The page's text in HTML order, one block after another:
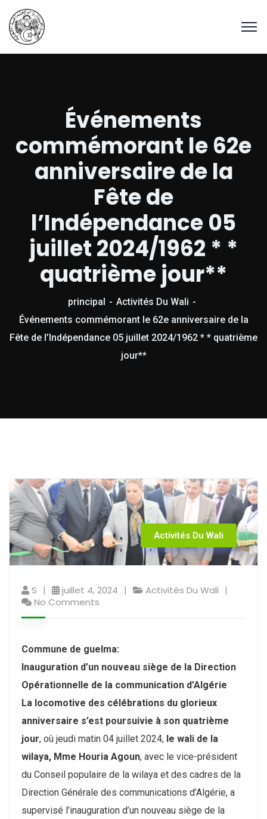
Événements
commémorant le 62e
anniversaire de la
Fête de
l’Indépendance 05
juillet 2024/1962 * *
quatrième jour**
principal
Activités Du Wali
Événements commémorant le 62e anniversaire de la
Fête de l’Indépendance 05 juillet 2024/1962 * * quatrième
jour**
Activités Du Wali
S juillet 4, 2024
Activités Du Wali
No Comments
Commune de guelma:
Inauguration d’un nouveau siège de la Direction
Opérationnelle de la communication d’Algérie
La locomotive des célébrations du glorieux
anniversaire s’est poursuivie à son quatrième
jour, où jeudi matin 04 juillet 2024, le wali de la
wilaya, Mme Houria Agoun, avec le vice-président
du Conseil populaire de la wilaya et des cadres de la
Direction Générale des communications d’Algérie, a
supervisé l’inauguration d’un nouveau siège de la